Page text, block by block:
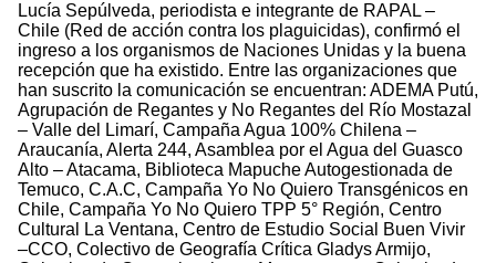
Lucía Sepúlveda, periodista e integrante de RAPAL –
Chile (Red de acción contra los plaguicidas), confirmó el
ingreso a los organismos de Naciones Unidas y la buena
recepción que ha existido. Entre las organizaciones que
han suscrito la comunicación se encuentran: ADEMA Putú,
Agrupación de Regantes y No Regantes del Río Mostazal
– Valle del Limarí, Campaña Agua 100% Chilena –
Araucanía, Alerta 244, Asamblea por el Agua del Guasco
Alto – Atacama, Biblioteca Mapuche Autogestionada de
Temuco, C.A.C, Campaña Yo No Quiero Transgénicos en
Chile, Campaña Yo No Quiero TPP 5° Región, Centro
Cultural La Ventana, Centro de Estudio Social Buen Vivir
–CCO, Colectivo de Geografía Crítica Gladys Armijo,